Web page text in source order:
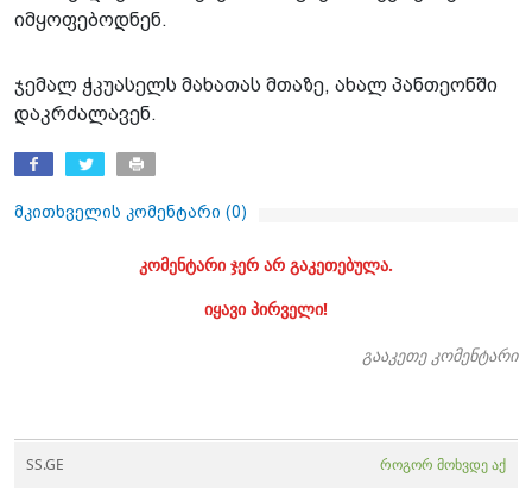
იმყოფებოდნენ.
ჯემალ ჭკუასელს მახათას მთაზე, ახალ პანთეონში
დაკრძალავენ.
მკითხველის კომენტარი (0)
კომენტარი ჯერ არ გაკეთებულა.
იყავი პირველი!
გააკეთე კომენტარი
SS.GE როგორ მოხვდე აქ